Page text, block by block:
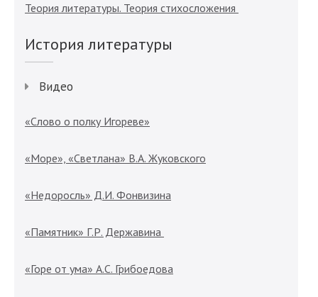
Теория литературы. Теория стихосложения
История литературы
Видео
«Слово о полку Игореве»
«Море», «Светлана» В.А. Жуковского
«Недоросль» Д.И. Фонвизина
«Памятник» Г.Р. Державина
«Горе от ума» А.С. Грибоедова